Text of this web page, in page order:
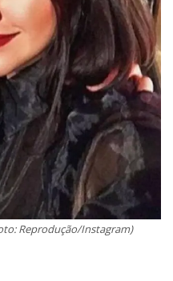
Reprodução/Instagram)